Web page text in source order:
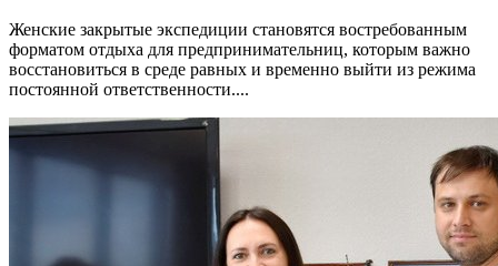
Женские закрытые экспедиции становятся востребованным
форматом отдыха для предпринимательниц, которым важно
восстановиться в среде равных и временно выйти из режима
постоянной ответственности....